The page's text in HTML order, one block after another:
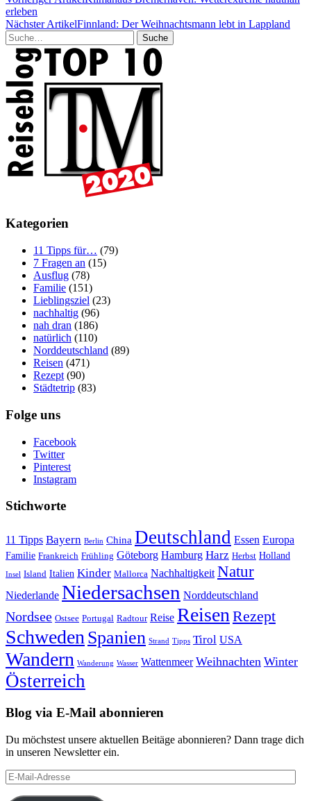
erleben
Nächster ArtikelFinnland: Der Weihnachtsmann lebt in Lappland
Suche
Kategorien
11 Tipps für… (79)
7 Fragen an (15)
Ausflug (78)
Familie (151)
Lieblingsziel (23)
nachhaltig (96)
nah dran (186)
natürlich (110)
Norddeutschland (89)
Reisen (471)
Rezept (90)
Städtetrip (83)
Folge uns
Facebook
Twitter
Pinterest
Instagram
Stichworte
11 Tipps Bayern Berlin China Deutschland Essen Europa
Familie Frankreich Frühling Göteborg Hamburg Harz Herbst Holland
Insel Island Italien Kinder Mallorca Nachhaltigkeit Natur
Niederlande Niedersachsen Norddeutschland
Nordsee Ostsee Portugal Radtour Reise Reisen Rezept
Schweden Spanien Strand Tipps Tirol USA
Wandern Wanderung Wasser Wattenmeer Weihnachten Winter
Österreich
Blog via E-Mail abonnieren
Du möchstest unsere aktuellen Beitäge abonnieren? Dann trage dich
in unseren Newsletter ein.
E-
Mail-